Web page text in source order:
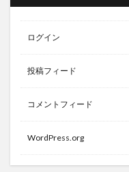
ログイン
投稿フィード
コメントフィード
WordPress.org